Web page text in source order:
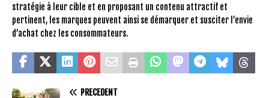
stratégie à leur cible et en proposant un contenu attractif et
pertinent, les marques peuvent ainsi se démarquer et susciter l’envie
d’achat chez les consommateurs.
PRÉCÉDENT